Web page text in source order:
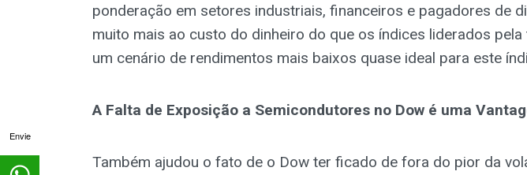
ponderação em setores industriais, financeiros e pagadores de
muito mais ao custo do dinheiro do que os índices liderados
um cenário de rendimentos mais baixos quase ideal para este
A Falta de Exposição a Semicondutores no Dow é uma
Também ajudou o fato de o Dow ter ficado de fora do pior da
Envie